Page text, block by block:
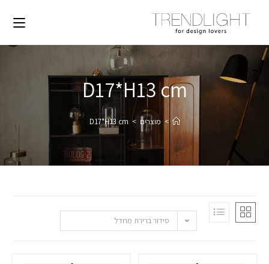
D17*H13 cm
> מוצרים >
D17*H13 cm
סידור ברירת מחדל